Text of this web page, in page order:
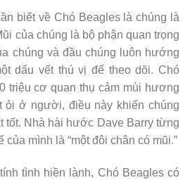
biết về Chó Beagles là chúng là
của chúng là bộ phận quan trọng
chúng và đầu chúng luôn hướng
dấu vết thú vị để theo dõi. Chó
triệu cơ quan thụ cảm mùi hương
ỏi ở người, điều này khiến chúng
tốt. Nhà hài hước Dave Barry từng
mình là “một đôi chân có mũi.”
tình hiền lành, Chó Beagles có